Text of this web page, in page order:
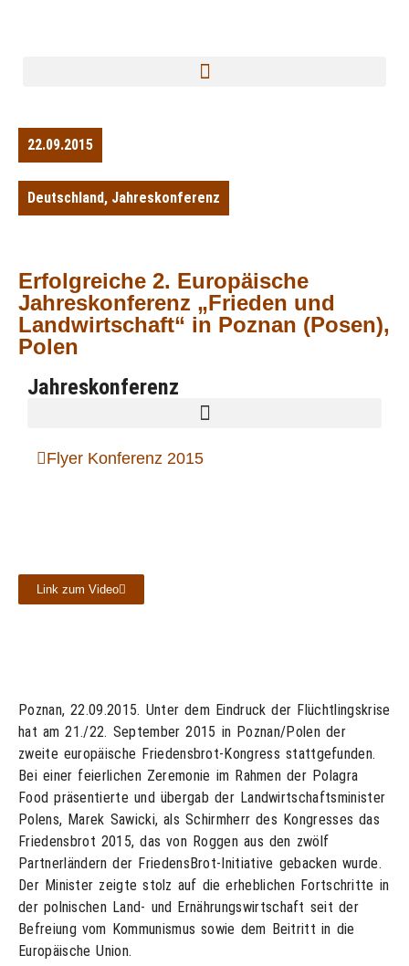
22.09.2015
Deutschland, Jahreskonferenz
Erfolgreiche 2. Europäische
Jahreskonferenz „Frieden und
Landwirtschaft“ in Poznan (Posen),
Polen
Jahreskonferenz
Flyer Konferenz 2015
Link zum Video
Poznan, 22.09.2015. Unter dem Eindruck der Flüchtlingskrise
hat am 21./22. September 2015 in Poznan/Polen der
zweite europäische Friedensbrot-Kongress stattgefunden.
Bei einer feierlichen Zeremonie im Rahmen der Polagra
Food präsentierte und übergab der Landwirtschaftsminister
Polens, Marek Sawicki, als Schirmherr des Kongresses das
Friedensbrot 2015, das von Roggen aus den zwölf
Partnerländern der FriedensBrot-Initiative gebacken wurde.
Der Minister zeigte stolz auf die erheblichen Fortschritte in
der polnischen Land- und Ernährungswirtschaft seit der
Befreiung vom Kommunismus sowie dem Beitritt in die
Europäische Union.